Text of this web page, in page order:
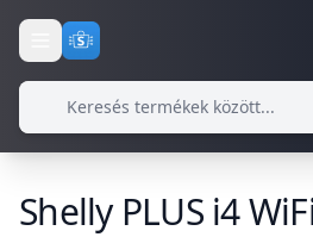
Shelly PLUS i4